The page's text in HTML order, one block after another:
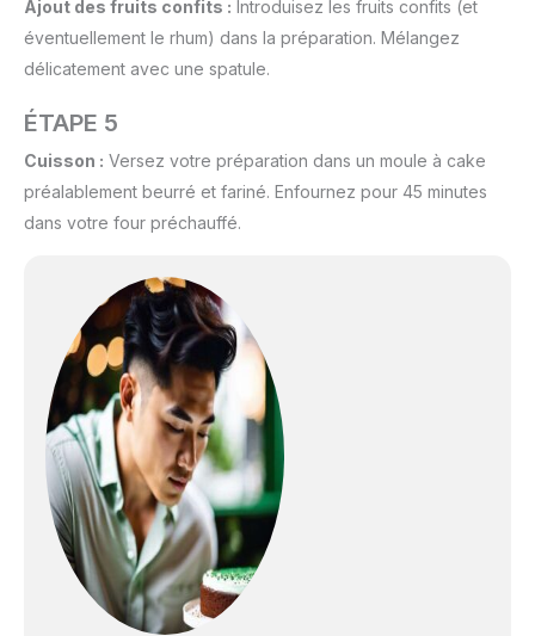
Ajout des fruits confits : Introduisez les fruits confits (et
éventuellement le rhum) dans la préparation. Mélangez
délicatement avec une spatule.
ÉTAPE 5
Cuisson : Versez votre préparation dans un moule à cake
préalablement beurré et fariné. Enfournez pour 45 minutes
dans votre four préchauffé.